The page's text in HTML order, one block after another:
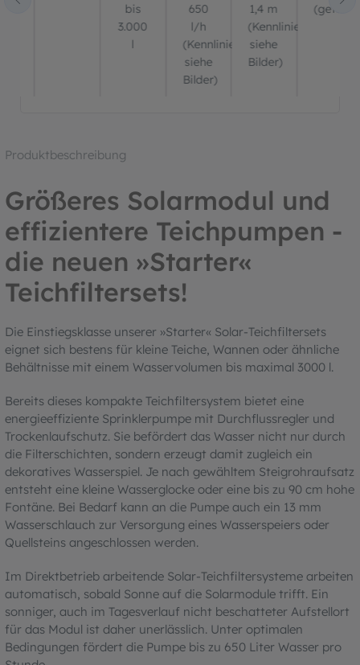
bis
3.000
l
650
l/h
(Kennlinie
siehe
Bilder)
1,4 m
(Kennlinie
siehe
Bilder)
Produktbeschreibung
Größeres Solarmodul und
effizientere Teichpumpen -
die neuen »Starter«
Teichfiltersets!
Die Einstiegsklasse unserer »Starter« Solar-Teichfiltersets
eignet sich bestens für kleine Teiche, Wannen oder ähnliche
Behältnisse mit einem Wasservolumen bis maximal 3000 l.
Bereits dieses kompakte Teichfiltersystem bietet eine
energieeffiziente Sprinklerpumpe mit Durchflussregler und
Trockenlaufschutz. Sie befördert das Wasser nicht nur durch
die Filterschichten, sondern erzeugt damit zugleich ein
dekoratives Wasserspiel. Je nach gewähltem Steigrohraufsatz
entsteht eine kleine Wasserglocke oder eine bis zu 90 cm hohe
Fontäne. Bei Bedarf kann an die Pumpe auch ein 13 mm
Wasserschlauch zur Versorgung eines Wasserspeiers oder
Quellsteins angeschlossen werden.
Im Direktbetrieb arbeitende Solar-Teichfiltersysteme arbeiten
automatisch, sobald Sonne auf die Solarmodule trifft. Ein
sonniger, auch im Tagesverlauf nicht beschatteter Aufstellort
für das Modul ist daher unerlässlich. Unter optimalen
Bedingungen fördert die Pumpe bis zu 650 Liter Wasser pro